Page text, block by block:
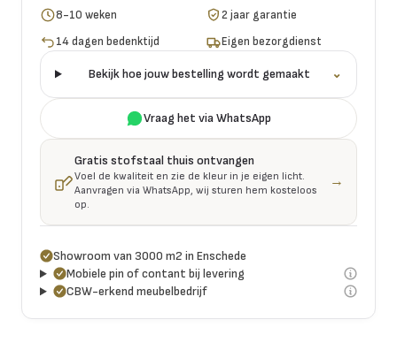
8-10 weken
2 jaar garantie
14 dagen bedenktijd
Eigen bezorgdienst
Bekijk hoe jouw bestelling wordt gemaakt ⌄
Vraag het via WhatsApp
Gratis stofstaal thuis ontvangen
Voel de kwaliteit en zie de kleur in je eigen licht.
Aanvragen via WhatsApp, wij sturen hem kosteloos
op.
→
Showroom van 3000 m2 in Enschede
Mobiele pin of contant bij levering
CBW-erkend meubelbedrijf